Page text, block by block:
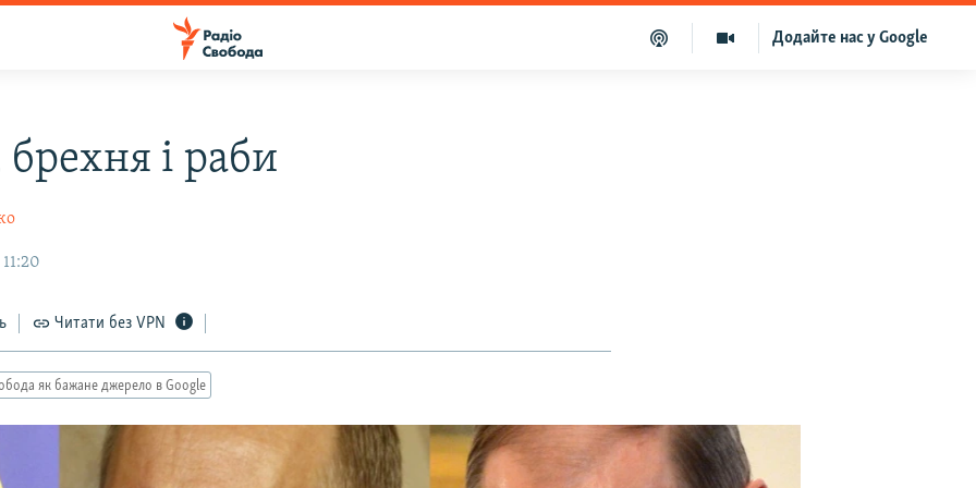
Додайте нас у Google
і раби
Читати без VPN
як бажане джерело в Google